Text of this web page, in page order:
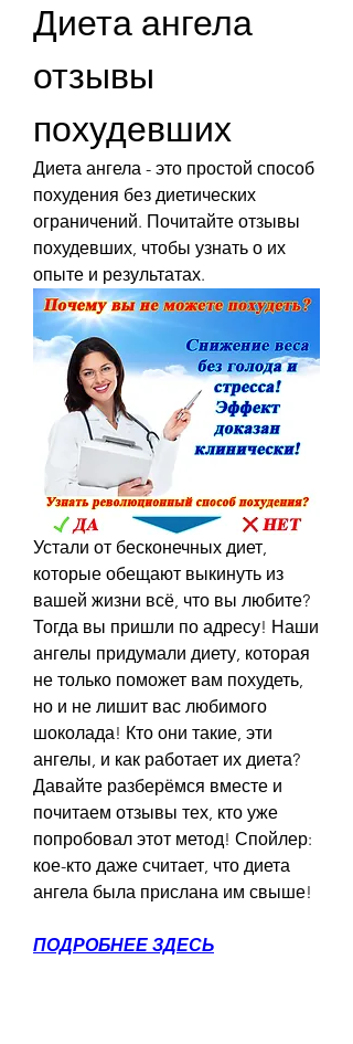
Диета ангела
отзывы
похудевших
Диета ангела - это простой способ
похудения без диетических
ограничений. Почитайте отзывы
похудевших, чтобы узнать о их
опыте и результатах.
Устали от бесконечных диет,
которые обещают выкинуть из
вашей жизни всё, что вы любите?
Тогда вы пришли по адресу! Наши
ангелы придумали диету, которая
не только поможет вам похудеть,
но и не лишит вас любимого
шоколада! Кто они такие, эти
ангелы, и как работает их диета?
Давайте разберёмся вместе и
почитаем отзывы тех, кто уже
попробовал этот метод! Спойлер:
кое-кто даже считает, что диета
ангела была прислана им свыше!
ПОДРОБНЕЕ ЗДЕСЬ